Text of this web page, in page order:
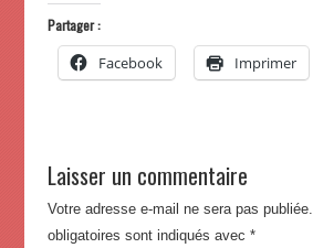
Partager :
Facebook Imprimer
Laisser un commentaire
Votre adresse e-mail ne sera pas publiée.
obligatoires sont indiqués avec *